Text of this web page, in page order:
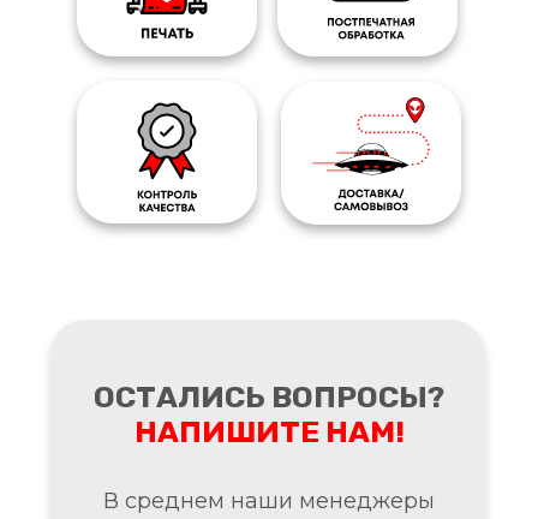
В среднем наши менеджеры
ОСТАЛИСЬ ВОПРОСЫ?
НАПИШИТЕ НАМ!